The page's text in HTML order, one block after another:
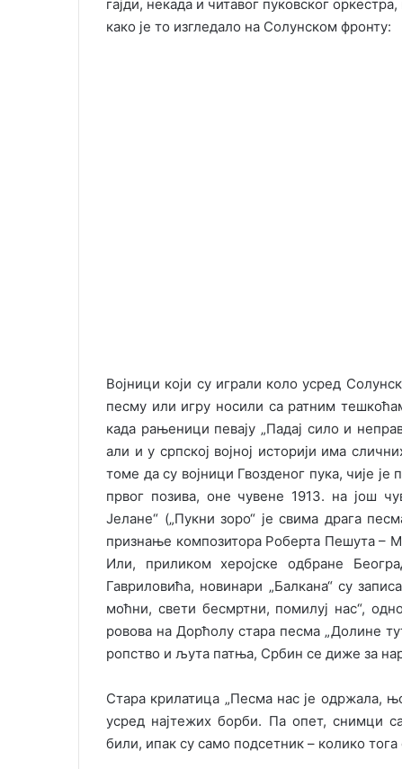
гајди, некада и читавог пуковског
како је то изгледало на Солунском фронту:
Војници који су играли коло усред
песму или игру носили са ратним
када рањеници певају „Падај сило и
али и у српској војној историји има
томе да су војници Гвозденог пука, чије
првог позива, оне чувене 1913. на још
Јелане“ („Пукни зоро“ је свима драга
признање композитора Роберта Пешута –
Или, приликом херојске одбране
Гавриловића, новинари „Балкана“ су
моћни, свети бесмртни, помилуј нас“,
ровова на Дорћолу стара песма „Долине
ропство и љута патња, Србин се диже за
Стара крилатица „Песма нас је одржала,
усред најтежих борби. Па опет, снимци
били, ипак су само подсетник – колико